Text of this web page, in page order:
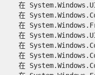
在
在
在
在
在
在
在